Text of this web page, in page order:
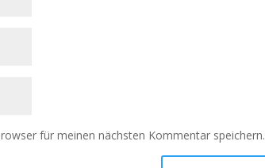
für meinen nächsten Kommentar speichern.